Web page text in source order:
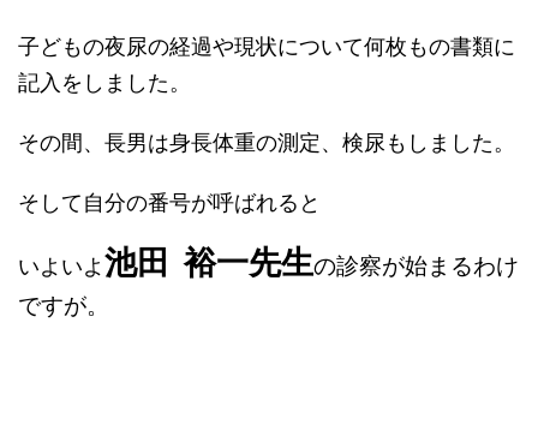
子どもの夜尿の経過や現状について何枚もの書類に
記入をしました。
その間、長男は身長体重の測定、検尿もしました。
そして自分の番号が呼ばれると
いよいよ池田 裕一先生の診察が始まるわけ
ですが。